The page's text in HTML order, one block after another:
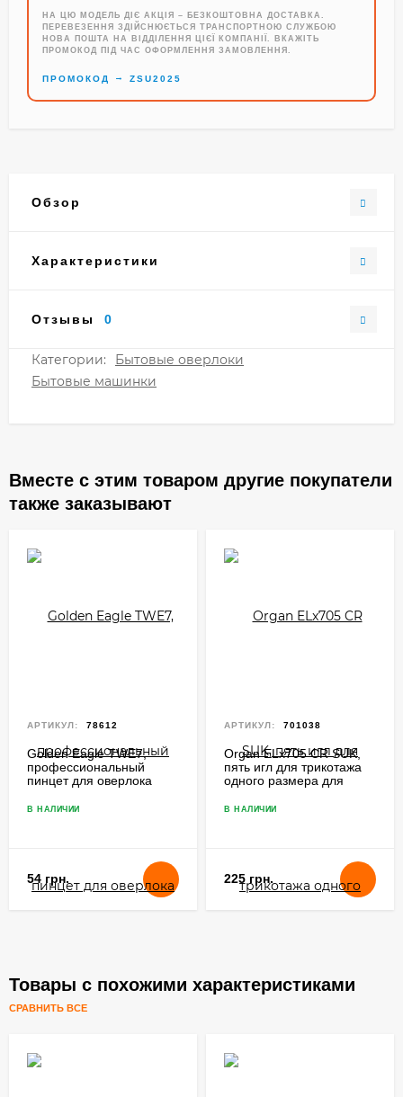
НА ЦЮ МОДЕЛЬ ДІЄ АКЦІЯ – БЕЗКОШТОВНА ДОСТАВКА.
ПЕРЕВЕЗЕННЯ ЗДІЙСНЮЄТЬСЯ ТРАНСПОРТНОЮ СЛУЖБОЮ
НОВА ПОШТА НА ВІДДІЛЕННЯ ЦІЄЇ КОМПАНІЇ. ВКАЖІТЬ
ПРОМОКОД ПІД ЧАС ОФОРМЛЕННЯ ЗАМОВЛЕННЯ.
ПРОМОКОД → ZSU2025
Обзор
Характеристики
Отзывы 0
Категории:
Бытовые оверлоки
Бытовые машинки
Вместе с этим товаром другие покупатели
также заказывают
АРТИКУЛ: 78612
Golden Eagle TWE7,
профессиональный
пинцет для оверлока
В НАЛИЧИИ
54 грн.
АРТИКУЛ: 701038
Organ ELx705 CR SUK,
пять игл для трикотажа
одного размера для
распошивальных машин
В НАЛИЧИИ
225 грн.
Товары с похожими характеристиками
СРАВНИТЬ ВСЕ